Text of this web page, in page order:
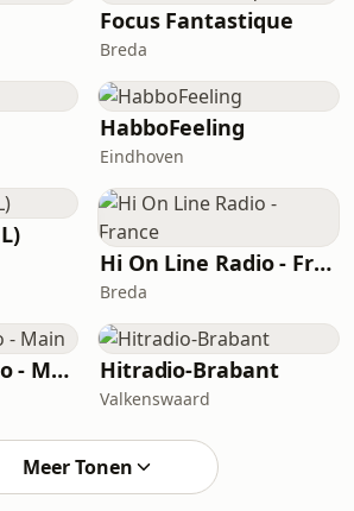
Focus Fantastique
Breda
HabboFeeling
Eindhoven
Hi On Line Radio - France
Breda
Hi On Line Radio - Main Hitradio-Brabant
Valkenswaard
Meer Tonen